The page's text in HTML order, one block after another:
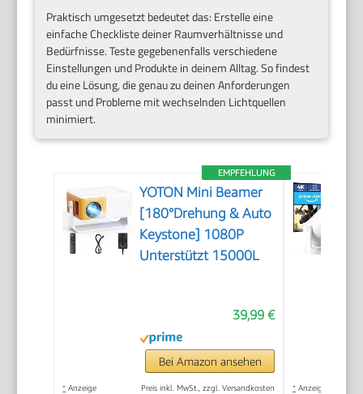
Praktisch umgesetzt bedeutet das: Erstelle eine
einfache Checkliste deiner Raumverhältnisse und
Bedürfnisse. Teste gegebenenfalls verschiedene
Einstellungen und Produkte in deinem Alltag. So findest
du eine Lösung, die genau zu deinen Anforderungen
passt und Probleme mit wechselnden Lichtquellen
minimiert.
EMPFEHLUNG
YOTON Mini Beamer
[180°Drehung & Auto
Keystone] 1080P
Unterstützt 15000L
39,99 €
Bei Amazon ansehen
* Anzeige Preis inkl. MwSt., zzgl. Versandkosten * Anzeige